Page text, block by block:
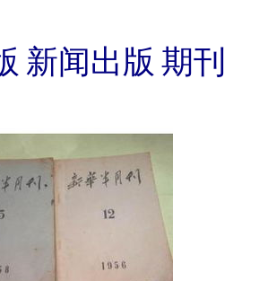
新闻出版 期刊